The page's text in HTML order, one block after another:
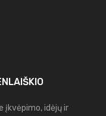
įkvėpimo, idėjų ir